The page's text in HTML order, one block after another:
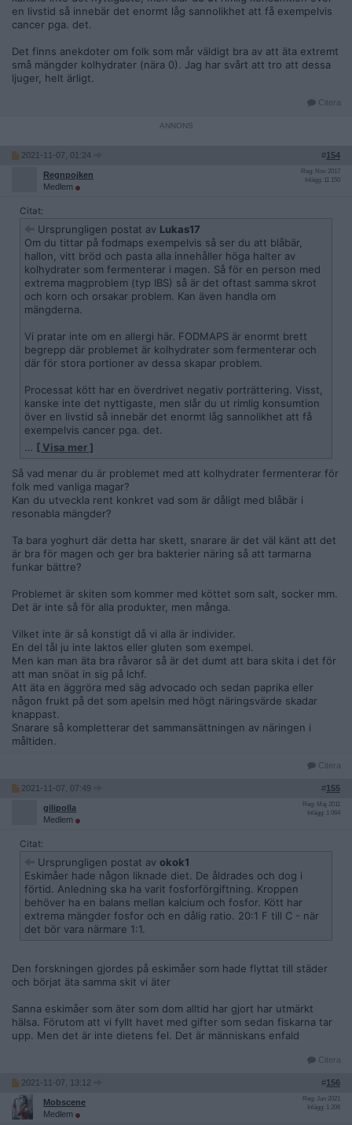
en livstid så innebär det enormt låg sannolikhet att få exempelvis
cancer pga. det.
Det finns anekdoter om folk som mår väldigt bra av att äta extremt
små mängder kolhydrater (nära 0). Jag har svårt att tro att dessa
ljuger, helt ärligt.
Citera
2021-11-07, 01:24 #154
Regnpojken
Medlem
Reg: Nov 2017
Inlägg: 11 150
Citat:
Ursprungligen postat av Lukas17
Om du tittar på fodmaps exempelvis så ser du att blåbär,
hallon, vitt bröd och pasta alla innehåller höga halter av
kolhydrater som fermenterar i magen. Så för en person med
extrema magproblem (typ IBS) så är det oftast samma skrot
och korn och orsakar problem. Kan även handla om
mängderna.
Vi pratar inte om en allergi här. FODMAPS är enormt brett
begrepp där problemet är kolhydrater som fermenterar och
där för stora portioner av dessa skapar problem.
Processat kött har en överdrivet negativ porträttering. Visst,
kanske inte det nyttigaste, men slår du ut rimlig konsumtion
över en livstid så innebär det enormt låg sannolikhet att få
exempelvis cancer pga. det.
Det finns anekdoter om folk som mår väldigt bra av att äta
extremt små mängder kolhydrater (nära 0). Jag har svårt att
tro att dessa ljuger, helt ärligt.
… [ Visa mer ]
Så vad menar du är problemet med att kolhydrater fermenterar för
folk med vanliga magar?
Kan du utveckla rent konkret vad som är dåligt med blåbär i
resonabla mängder?
Ta bara yoghurt där detta har skett, snarare är det väl känt att det
är bra för magen och ger bra bakterier näring så att tarmarna
funkar bättre?
Problemet är skiten som kommer med köttet som salt, socker mm.
Det är inte så för alla produkter, men många.
Vilket inte är så konstigt då vi alla är individer.
En del tål ju inte laktos eller gluten som exempel.
Men kan man äta bra råvaror så är det dumt att bara skita i det för
att man snöat in sig på lchf.
Att äta en äggröra med säg advocado och sedan paprika eller
någon frukt på det som apelsin med högt näringsvärde skadar
knappast.
Snarare så kompletterar det sammansättningen av näringen i
måltiden.
Citera
2021-11-07, 07:49 #155
gilipolla
Medlem
Reg: Maj 2011
Inlägg: 1 064
Citat:
Ursprungligen postat av okok1
Eskimåer hade någon liknade diet. De åldrades och dog i
förtid. Anledning ska ha varit fosforförgiftning. Kroppen
behöver ha en balans mellan kalcium och fosfor. Kött har
extrema mängder fosfor och en dålig ratio. 20:1 F till C - när
det bör vara närmare 1:1.
Den forskningen gjordes på eskimåer som hade flyttat till städer
och börjat äta samma skit vi äter
Sanna eskimåer som äter som dom alltid har gjort har utmärkt
hälsa. Förutom att vi fyllt havet med gifter som sedan fiskarna tar
upp. Men det är inte dietens fel. Det är människans enfald
Citera
2021-11-07, 13:12 #156
Mobscene
Medlem
Reg: Jun 2021
Inlägg: 1 206